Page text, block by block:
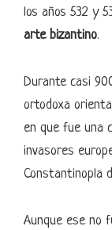
los años 532 y
arte bizantino.
Durante casi
ortodoxa
en que fue una
invasores
Constantinopla
Aunque ese no